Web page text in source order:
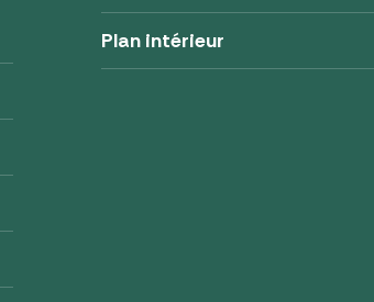
Plan intérieur